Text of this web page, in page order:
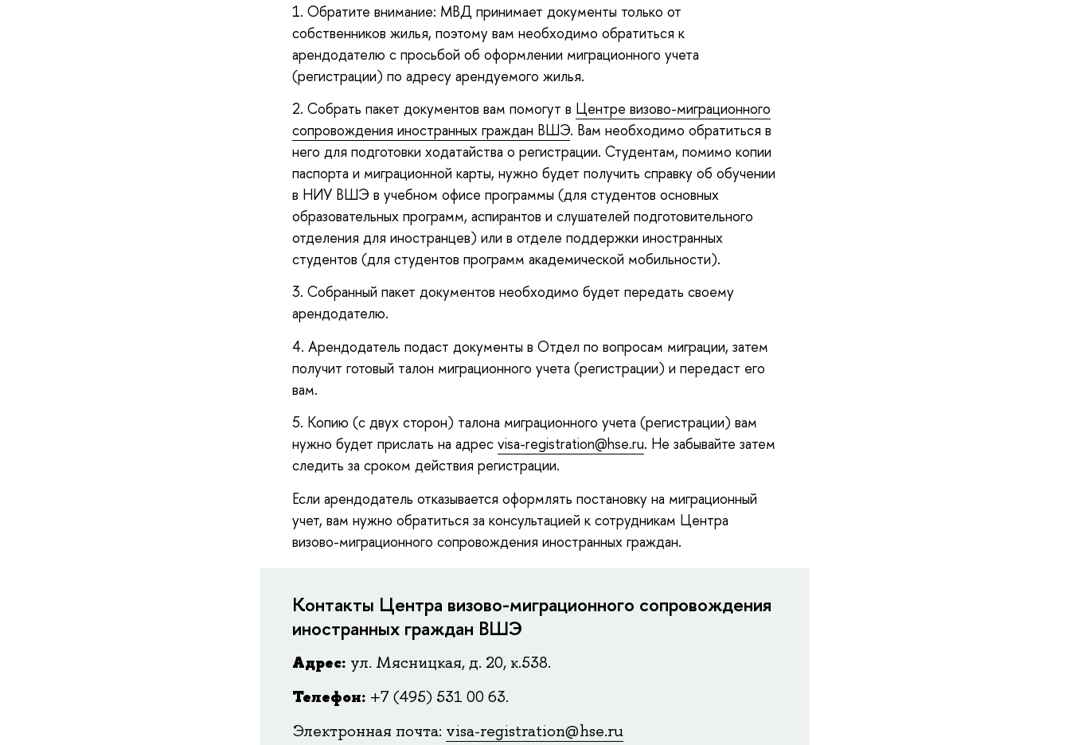
1. Обратите внимание: МВД принимает документы только от
собственников жилья, поэтому вам необходимо обратиться к
арендодателю с просьбой об оформлении миграционного учета
(регистрации) по адресу арендуемого жилья.
2. Собрать пакет документов вам помогут в Центре визово-миграционного
сопровождения иностранных граждан ВШЭ. Вам необходимо обратиться в
него для подготовки ходатайства о регистрации. Студентам, помимо копии
паспорта и миграционной карты, нужно будет получить справку об обучении
в НИУ ВШЭ в учебном офисе программы (для студентов основных
образовательных программ, аспирантов и слушателей подготовительного
отделения для иностранцев) или в отделе поддержки иностранных
студентов (для студентов программ академической мобильности).
3. Собранный пакет документов необходимо будет передать своему
арендодателю.
4. Арендодатель подаст документы в Отдел по вопросам миграции, затем
получит готовый талон миграционного учета (регистрации) и передаст его
вам.
5. Копию (с двух сторон) талона миграционного учета (регистрации) вам
нужно будет прислать на адрес visa-registration@hse.ru. Не забывайте затем
следить за сроком действия регистрации.
Если арендодатель отказывается оформлять постановку на миграционный
учет, вам нужно обратиться за консультацией к сотрудникам Центра
визово-миграционного сопровождения иностранных граждан.
Контакты Центра визово-миграционного сопровождения
иностранных граждан ВШЭ
Адрес: ул. Мясницкая, д. 20, к.538.
Телефон: +7 (495) 531 00 63.
Электронная почта: visa-registration@hse.ru